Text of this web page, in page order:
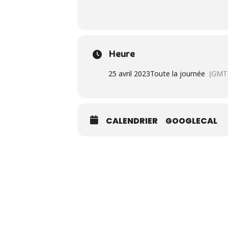
Heure
25 avril 2023Toute la journée
CALENDRIER GOOGLECAL